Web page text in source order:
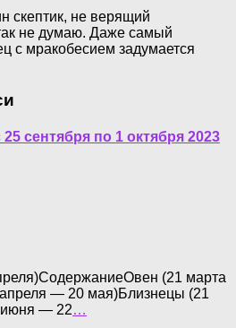
скептик, не верящий
не думаю. Даже самый
с мракобесием задумается
сентября по 1 октября 2023
(21 марта
— 20 мая)Близнецы (21
— 22…